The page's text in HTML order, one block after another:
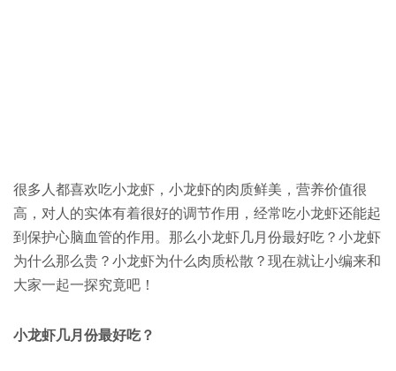
很多人都喜欢吃小龙虾，小龙虾的肉质鲜美，营养价值很
高，对人的实体有着很好的调节作用，经常吃小龙虾还能起
到保护心脑血管的作用。那么小龙虾几月份最好吃？小龙虾
为什么那么贵？小龙虾为什么肉质松散？现在就让小编来和
大家一起一探究竟吧！
小龙虾几月份最好吃？